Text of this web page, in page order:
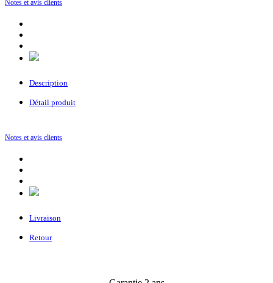
Notes et avis clients
Description
Détail produit
Notes et avis clients
Livraison
Retour